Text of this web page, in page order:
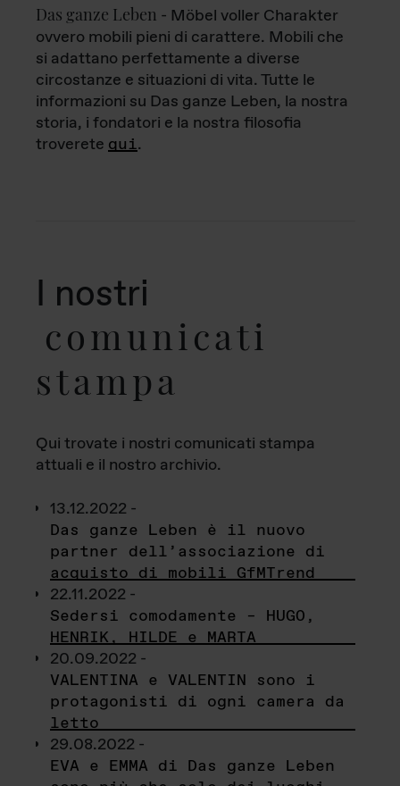
Das ganze Leben - Möbel voller Charakter
ovvero mobili pieni di carattere. Mobili che
si adattano perfettamente a diverse
circostanze e situazioni di vita. Tutte le
informazioni su Das ganze Leben, la nostra
storia, i fondatori e la nostra filosofia
troverete qui.
I nostri
comunicati
stampa
Qui trovate i nostri comunicati stampa
attuali e il nostro archivio.
13.12.2022 -
Das ganze Leben è il nuovo
partner dell’associazione di
acquisto di mobili GfMTrend
22.11.2022 -
Sedersi comodamente – HUGO,
HENRIK, HILDE e MARTA
20.09.2022 -
VALENTINA e VALENTIN sono i
protagonisti di ogni camera da
letto
29.08.2022 -
EVA e EMMA di Das ganze Leben